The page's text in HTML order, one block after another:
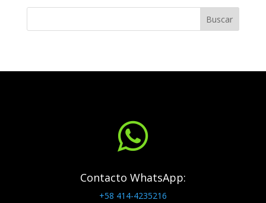
Buscar

Contacto WhatsApp:
+58 414-4235216